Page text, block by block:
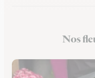
Fleuristes à Charmes
Nos